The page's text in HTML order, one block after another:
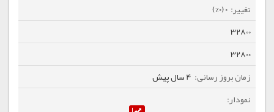
0 (0%)
32800
32800
4 سال پیش